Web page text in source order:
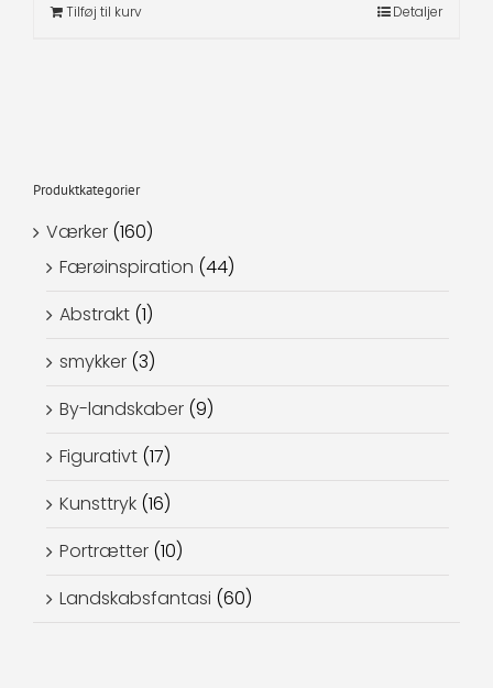
Tilføj til kurv Detaljer
Produktkategorier
Værker (160)
Færøinspiration (44)
Abstrakt (1)
smykker (3)
By-landskaber (9)
Figurativt (17)
Kunsttryk (16)
Portrætter (10)
Landskabsfantasi (60)